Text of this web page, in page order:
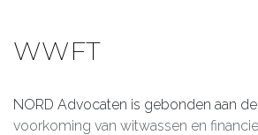
WWFT
NORD Advocaten is gebonden aan de
voorkoming van witwassen en